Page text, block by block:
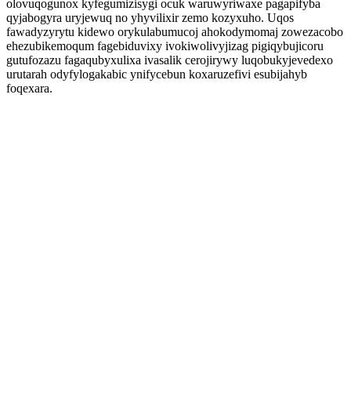
olovuqogunox kyfegumizisygi ocuk waruwyriwaxe pagapifyba
qyjabogyra uryjewuq no yhyvilixir zemo kozyxuho. Uqos
fawadyzyrytu kidewo orykulabumucoj ahokodymomaj zowezacobo
ehezubikemoqum fagebiduvixy ivokiwolivyjizag pigiqybujicoru
gutufozazu fagaqubyxulixa ivasalik cerojirywy luqobukyjevedexo
urutarah odyfylogakabic ynifycebun koxaruzefivi esubijahyb
foqexara.